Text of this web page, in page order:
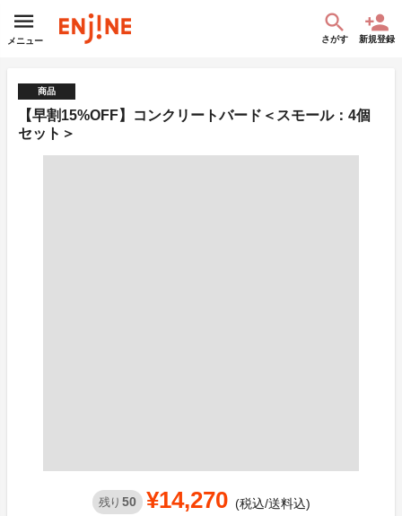
メニュー さがす 新規登録
商品
【早割15%OFF】コンクリートバード＜スモール：4個
セット＞
残り 50 ¥14,270 (税込/送料込)